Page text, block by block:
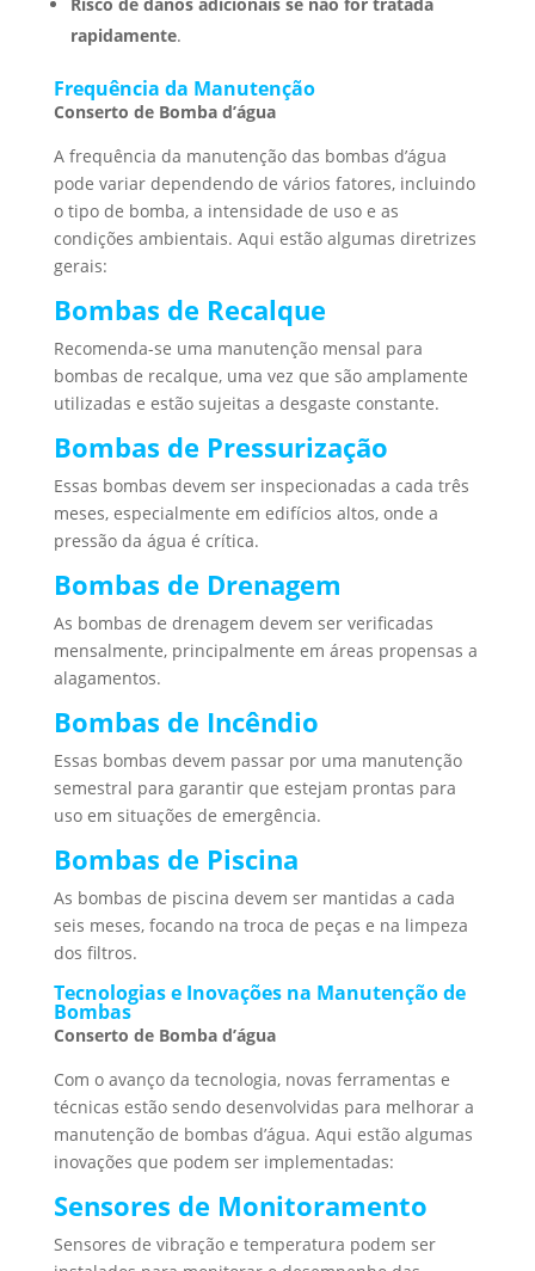
rapidamente.
Frequência da Manutenção
Conserto de Bomba d’água
A frequência da manutenção das bombas d’água
pode variar dependendo de vários fatores, incluindo
o tipo de bomba, a intensidade de uso e as
condições ambientais. Aqui estão algumas diretrizes
gerais:
Bombas de Recalque
Recomenda-se uma manutenção mensal para
bombas de recalque, uma vez que são amplamente
utilizadas e estão sujeitas a desgaste constante.
Bombas de Pressurização
Essas bombas devem ser inspecionadas a cada três
meses, especialmente em edifícios altos, onde a
pressão da água é crítica.
Bombas de Drenagem
As bombas de drenagem devem ser verificadas
mensalmente, principalmente em áreas propensas a
alagamentos.
Bombas de Incêndio
Essas bombas devem passar por uma manutenção
semestral para garantir que estejam prontas para
uso em situações de emergência.
Bombas de Piscina
As bombas de piscina devem ser mantidas a cada
seis meses, focando na troca de peças e na limpeza
dos filtros.
Tecnologias e Inovações na Manutenção de
Bombas
Conserto de Bomba d’água
Com o avanço da tecnologia, novas ferramentas e
técnicas estão sendo desenvolvidas para melhorar a
manutenção de bombas d’água. Aqui estão algumas
inovações que podem ser implementadas:
Sensores de Monitoramento
Sensores de vibração e temperatura podem ser